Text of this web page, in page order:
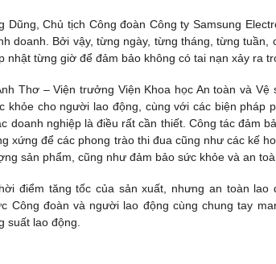
Dũng, Chủ tịch Công đoàn Công ty Samsung
doanh. Bởi vậy, từng ngày, từng tháng, từng
nhật từng giờ để đảm bảo không có tai nạn xảy ra
Thơ – Viện trưởng Viện Khoa học An toàn và
khỏe cho người lao động, cùng với các biện
doanh nghiệp là điều rất cần thiết. Công tác đảm
xứng để các phong trào thi đua cũng như các kế
sản phẩm, cũng như đảm bảo sức khỏe và an
điểm tăng tốc của sản xuất, nhưng an toàn
Công đoàn và người lao động cùng chung tay
suất lao động.